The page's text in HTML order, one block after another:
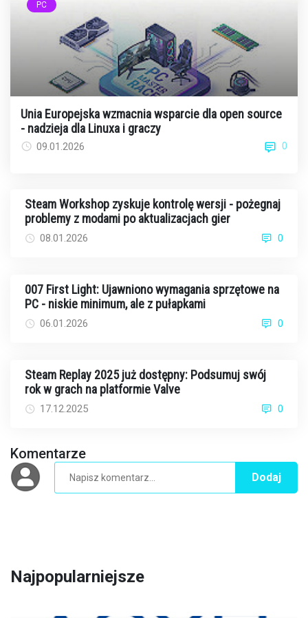
PC
Unia Europejska wzmacnia wsparcie dla open source
- nadzieja dla Linuxa i graczy
09.01.2026 0
Steam Workshop zyskuje kontrolę wersji - pożegnaj
problemy z modami po aktualizacjach gier
08.01.2026 0
007 First Light: Ujawniono wymagania sprzętowe na
PC - niskie minimum, ale z pułapkami
06.01.2026 0
Steam Replay 2025 już dostępny: Podsumuj swój
rok w grach na platformie Valve
17.12.2025 0
Komentarze
Dodaj
Najpopularniejsze